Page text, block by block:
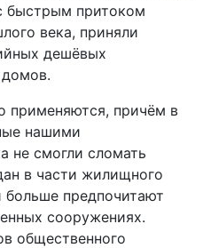
быстрым притоком
века, приняли
дешёвых
причём в
нашими
не смогли сломать
в части жилищного
больше предпочитают
сооружениях.
общественного